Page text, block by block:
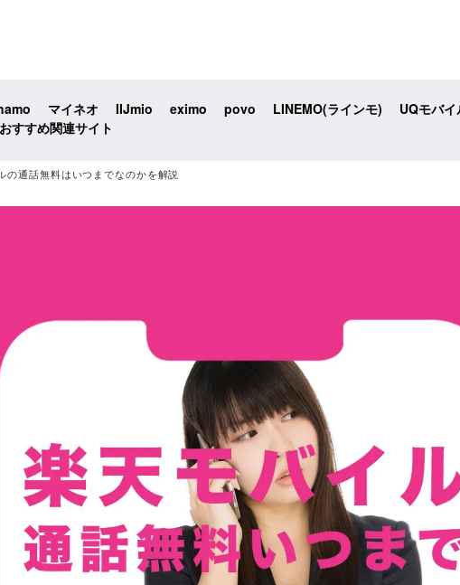
マイネオ IIJmio eximo povo LINEMO(ラインモ) UQモバイ
おすすめ関連サイト
の通話無料はいつまでなのかを解説